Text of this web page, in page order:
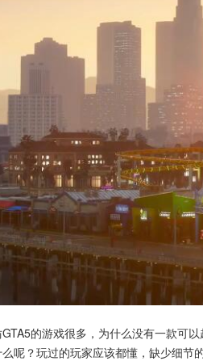
的游戏很多，为什么没有一款可
呢？玩过的玩家应该都懂，缺少细节